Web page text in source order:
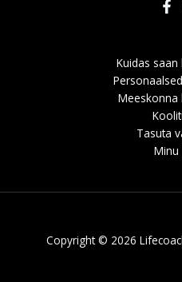
Kuidas saan
Meeskonna
Tasuta
Minu
Copyright © 2026